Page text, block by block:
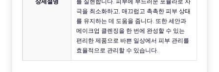
극을 최소화하고, 매끄럽고 촉촉한 피부 상태
를 유지하는 데 도움을 줍니다. 또한 세안과
메이크업 클렌징을 한 번에 완성할 수 있는
편리한 제품으로 바쁜 일상에서 피부 관리를
효율적으로 관리할 수 있습니다.